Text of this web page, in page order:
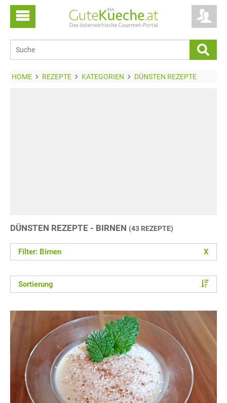
HOME REZEPTE KATEGORIEN DÜNSTEN REZEPTE
DÜNSTEN REZEPTE - BIRNEN (43 REZEPTE)
Filter: Birnen X
Sortierung